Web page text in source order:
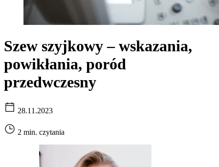
Szew szyjkowy – wskazania,
powikłania, poród
przedwczesny
28.11.2023
2 min. czytania